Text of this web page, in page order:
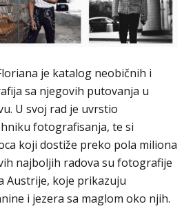
je katalog neobičnih i
sa njegovih putovanja u
U svoj rad je uvrstio
fotografisanja, te si
koji dostiže preko pola miliona
najboljih radova su fotografije
Austrije, koje prikazuju
i jezera sa maglom oko njih.